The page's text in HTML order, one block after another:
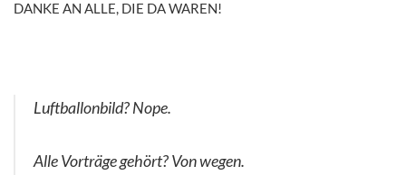
DANKE AN ALLE, DIE DA WAREN!
Luftballonbild? Nope.
Alle Vorträge gehört? Von wegen.